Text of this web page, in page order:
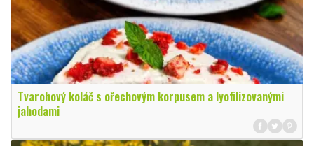
Tvarohový koláč s ořechovým korpusem a lyofilizovanými
jahodami